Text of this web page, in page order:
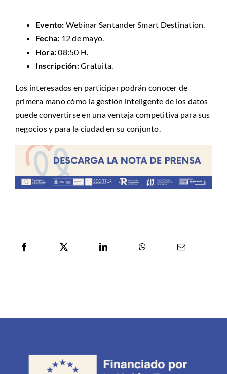
Evento: Webinar Santander Smart Destination.
Fecha: 12 de mayo.
Hora:08:50 H.
Inscripción:Gratuita.
Los interesados en participar podrán conocer de
primera mano cómo la gestión inteligente de los datos
puede convertirse en una ventaja competitiva para sus
negocios y para la ciudad en su conjunto.